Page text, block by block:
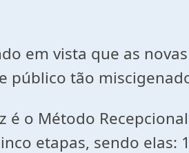
em vista que as
público tão
é o Método
etapas, sendo elas: